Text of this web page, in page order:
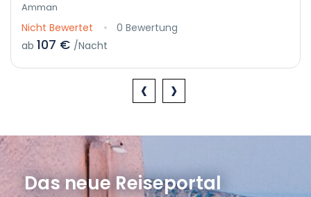
Amman
Nicht Bewertet
0 Bewertung
ab 107 € /Nacht
‹ ›
Das neue Reiseportal